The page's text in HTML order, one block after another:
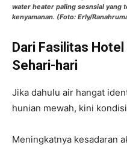
water heater paling sesnsial yang
kenyamanan. (Foto: Erly/
Dari Fasilitas
Sehari-hari
Jika dahulu air hangat
hunian mewah, kini
Meningkatnya kesadaran